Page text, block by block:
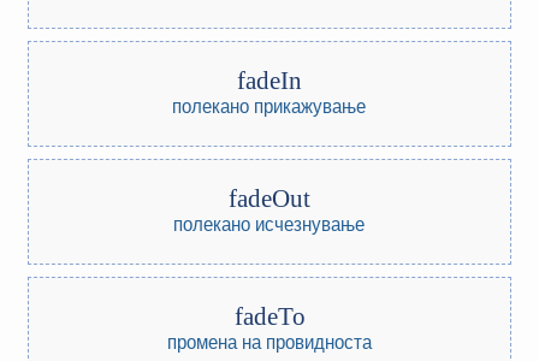
fadeIn
полекано прикажување
fadeOut
полекано исчезнување
fadeTo
промена на провидноста